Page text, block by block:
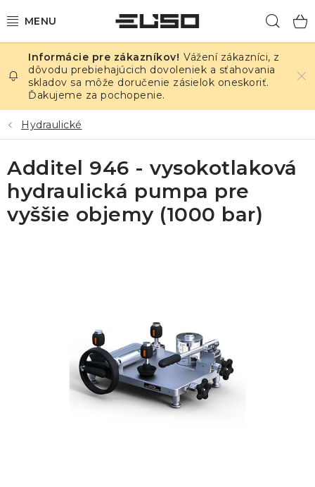
na
ELEKTRINA
TEPLOTA A VLHKOSŤ
TLAK A ÚNIKY
ZÁZNAMNÍKY
KALIBRÁCIA
Vážení zákazníci, z
dôvodu prebiehajúcich dovoleniek a sťahovania
skladov sa môže doručenie zásielok oneskoriť.
Ďakujeme za pochopenie.
Hydraulické
Additel 946 - vysokotlaková
hydraulická pumpa pre
vyššie objemy (1000 bar)